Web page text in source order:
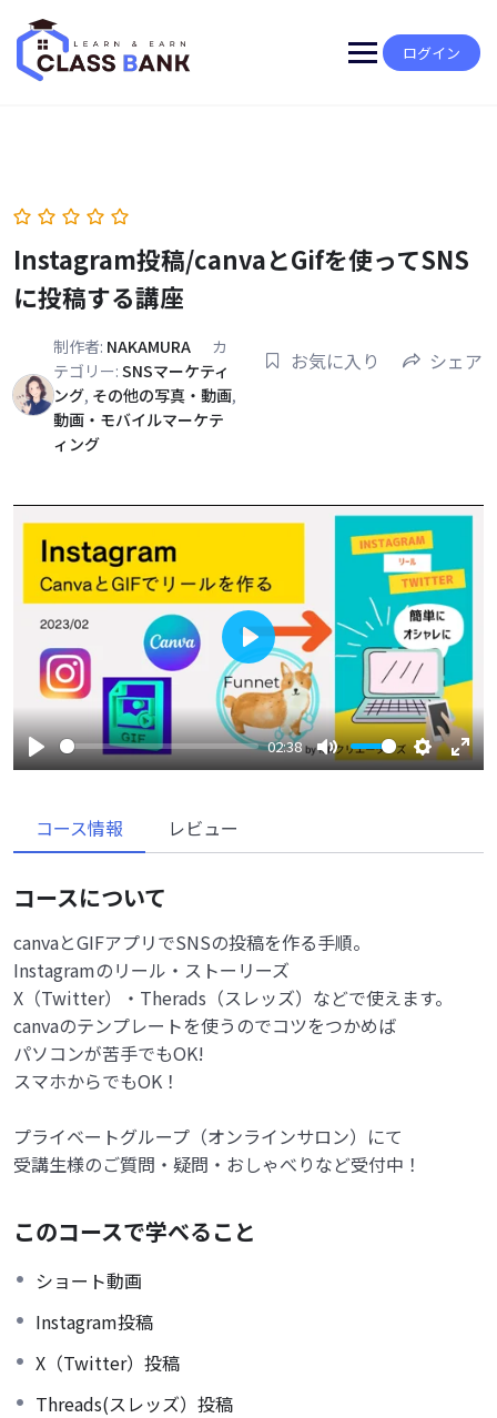
content
ログイン
Instagram投稿/canvaとGifを使ってSNS
に投稿する講座
制作者: NAKAMURA
カ
テゴリー: SNSマーケティ
ング, その他の写真・動画,
動画・モバイルマーケテ
ィング
お気に入り シェア
Play
02:38
Mute
Settings
Enter
Play
コース情報 レビュー
コースについて
canvaとGIFアプリでSNSの投稿を作る手順。
Instagramのリール・ストーリーズ
X（Twitter）・Therads（スレッズ）などで使えます。
canvaのテンプレートを使うのでコツをつかめば
パソコンが苦手でもOK!
スマホからでもOK！
プライベートグループ（オンラインサロン）にて
受講生様のご質問・疑問・おしゃべりなど受付中！
このコースで学べること
ショート動画
Instagram投稿
X（Twitter）投稿
Threads(スレッズ）投稿